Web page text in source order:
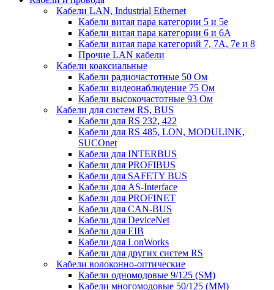
Кабели LAN, Industrial Ethernet
Кабели витая пара категории 5 и 5е
Кабели витая пара категории 6 и 6A
Кабели витая пара категорий 7, 7А, 7е и 8
Прочие LAN кабели
Кабели коаксиальные
Кабели радиочастотные 50 Ом
Кабели видеонаблюдение 75 Ом
Кабели высокочастотные 93 Ом
Кабели для систем RS, BUS
Кабели для RS 232, 422
Кабели для RS 485, LON, MODULINK,
SUCOnet
Кабели для INTERBUS
Кабели для PROFIBUS
Кабели для SAFETY BUS
Кабели для AS-Interface
Кабели для PROFINET
Кабели для CAN-BUS
Кабели для DeviceNet
Кабели для EIB
Кабели для LonWorks
Кабели для других систем RS
Кабели волоконно-оптические
Кабели одномодовые 9/125 (SM)
Кабели многомодовые 50/125 (ММ)